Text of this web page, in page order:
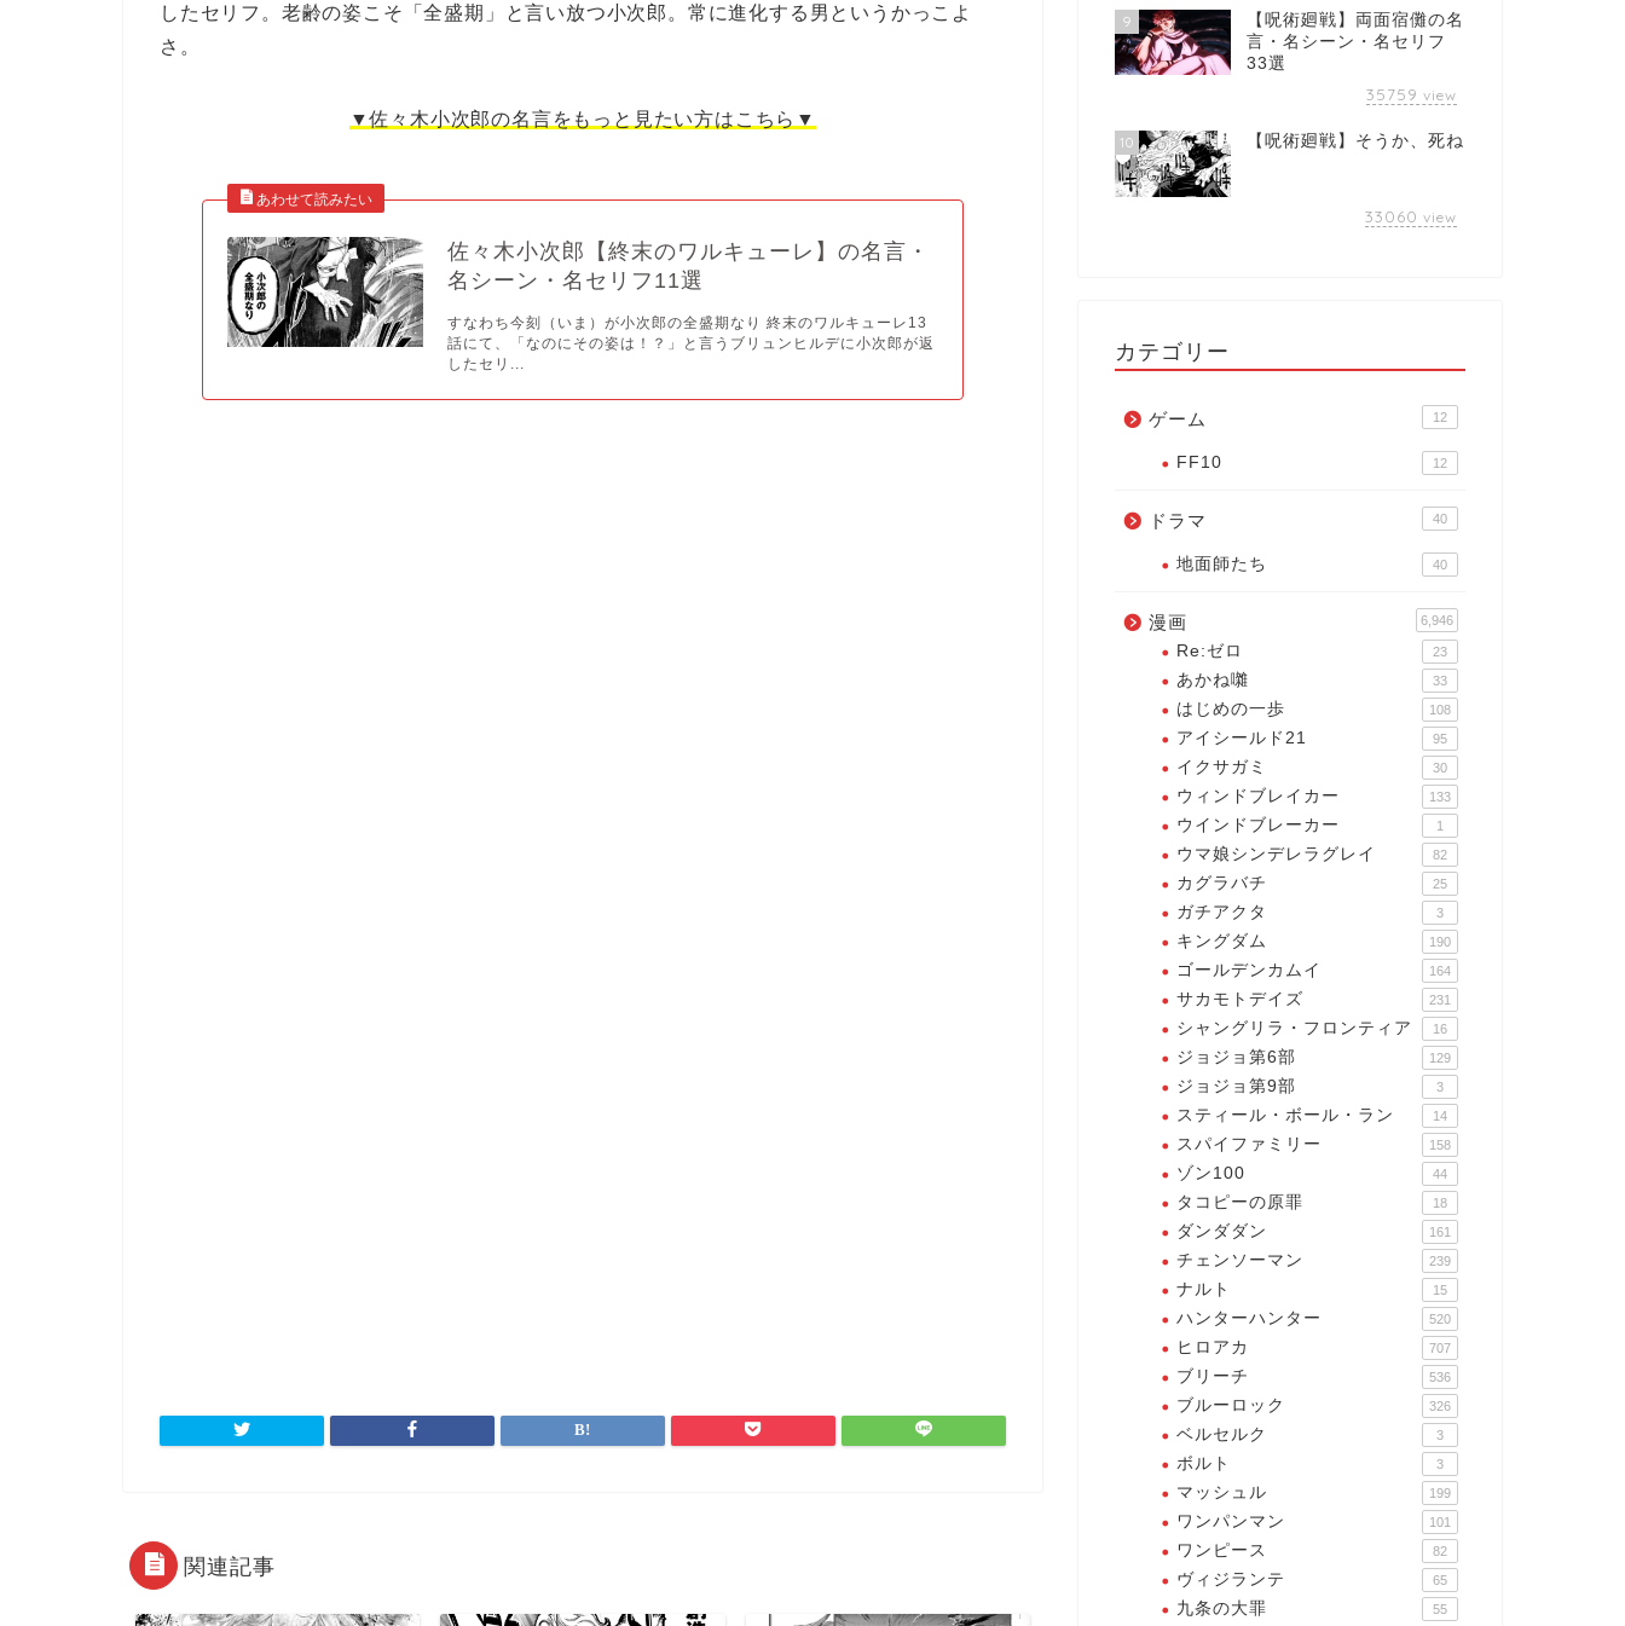
したセリフ。老齢の姿こそ「全盛期」と言い放つ小次郎。常に進化する男というかっこよ
さ。
▼佐々木小次郎の名言をもっと見たい方はこちら▼
佐々木小次郎【終末のワルキューレ】の名言・
名シーン・名セリフ11選
すなわち今刻（いま）が小次郎の全盛期なり 終末のワルキューレ13
話にて、「なのにその姿は！？」と言うブリュンヒルデに小次郎が返
したセリ...
関連記事
9
【呪術廻戦】両面宿儺の名
言・名シーン・名セリフ
33選
35759 view
10 【呪術廻戦】そうか、死ね
33060 view
カテゴリー
ゲーム 12
FF10 12
ドラマ 40
地面師たち 40
漫画 6,946
Re:ゼロ 23
あかね囃 33
はじめの一歩 108
アイシールド21 95
イクサガミ 30
ウィンドブレイカー 133
ウインドブレーカー 1
ウマ娘シンデレラグレイ 82
カグラバチ 25
ガチアクタ 3
キングダム 190
ゴールデンカムイ 164
サカモトデイズ 231
シャングリラ・フロンティア 16
ジョジョ第6部 129
ジョジョ第9部 3
スティール・ボール・ラン 14
スパイファミリー 158
ゾン100 44
タコピーの原罪 18
ダンダダン 161
チェンソーマン 239
ナルト 15
ハンターハンター 520
ヒロアカ 707
ブリーチ 536
ブルーロック 326
ベルセルク 3
ボルト 3
マッシュル 199
ワンパンマン 101
ワンピース 82
ヴィジランテ 65
九条の大罪 55